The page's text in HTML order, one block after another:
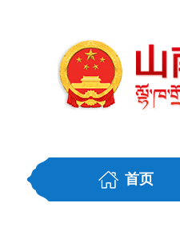
首页